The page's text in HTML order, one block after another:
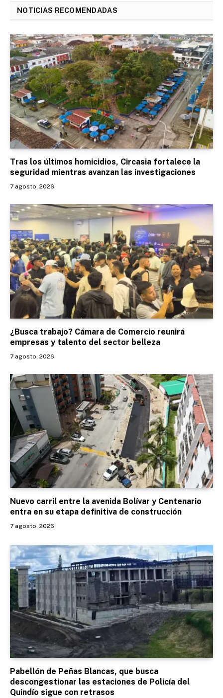
NOTICIAS RECOMENDADAS
Tras los últimos homicidios, Circasia fortalece la
seguridad mientras avanzan las investigaciones
7 agosto, 2026
¿Busca trabajo? Cámara de Comercio reunirá
empresas y talento del sector belleza
7 agosto, 2026
Nuevo carril entre la avenida Bolívar y Centenario
entra en su etapa definitiva de construcción
7 agosto, 2026
Pabellón de Peñas Blancas, que busca
descongestionar las estaciones de Policía del
Quindío sigue con retrasos